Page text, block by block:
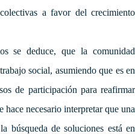
a favor del crecimiento
se deduce, que la comunidad
social, asumiendo que es en
de participación para reafirmar
necesario interpretar que una
búsqueda de soluciones está en